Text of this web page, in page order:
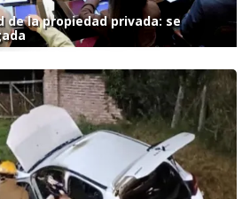
de la propiedad privada: se